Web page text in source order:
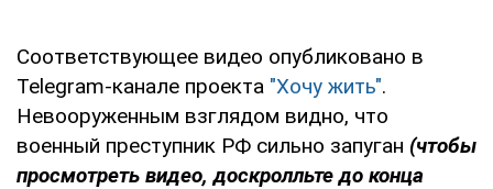
Соответствующее видео опубликовано в
Telegram-канале проекта "Хочу жить".
Невооруженным взглядом видно, что
военный преступник РФ сильно запуган (чтобы
просмотреть видео, доскролльте до конца